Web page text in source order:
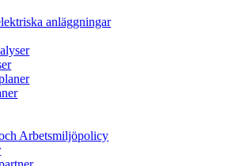
anläggningar
Arbetsmiljöpolicy